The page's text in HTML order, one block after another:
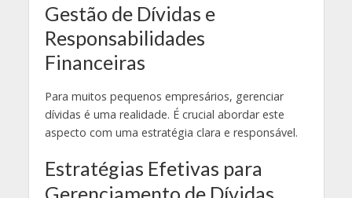
Gestão de Dívidas e
Responsabilidades
Financeiras
Para muitos pequenos empresários, gerenciar
dívidas é uma realidade. É crucial abordar este
aspecto com uma estratégia clara e responsável.
Estratégias Efetivas para
Gerenciamento de Dívidas